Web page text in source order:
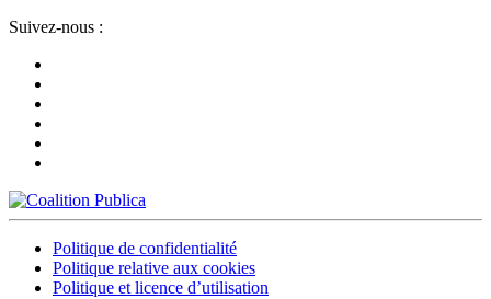
Suivez-nous :
Politique de confidentialité
Politique relative aux cookies
Politique et licence d’utilisation